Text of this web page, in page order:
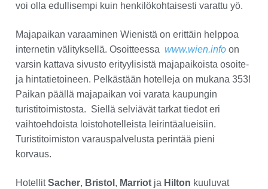
voi olla edullisempi kuin henkilökohtaisesti varattu yö.
Majapaikan varaaminen Wienistä on erittäin helppoa
internetin välityksellä. Osoitteessa www.wien.info on
varsin kattava sivusto erityylisistä majapaikoista osoite-
ja hintatietoineen. Pelkästään hotelleja on mukana 353!
Paikan päällä majapaikan voi varata kaupungin
turistitoimistosta. Siellä selviävät tarkat tiedot eri
vaihtoehdoista loistohotelleista leirintäalueisiin.
Turistitoimiston varauspalvelusta perintää pieni
korvaus.
HotellitSacher, Bristol , Marriot ja Hilton kuuluvat